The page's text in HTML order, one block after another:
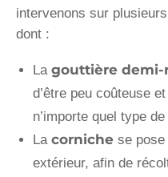
intervenons sur plusieurs
dont :
Lagouttière demi-
d’être peu coûteuse
n’importe quel type
Lacorniche se
extérieur, afin de